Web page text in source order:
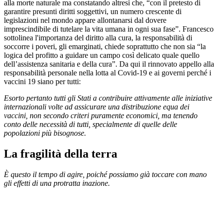
alla morte naturale ma constatando altresì che, “con il pretesto di
garantire presunti diritti soggettivi, un numero crescente di
legislazioni nel mondo appare allontanarsi dal dovere
imprescindibile di tutelare la vita umana in ogni sua fase”. Francesco
sottolinea l'importanza del diritto alla cura, la responsabilità di
soccorre i poveri, gli emarginati, chiede soprattutto che non sia “la
logica del profitto a guidare un campo così delicato quale quello
dell’assistenza sanitaria e della cura”. Da qui il rinnovato appello alla
responsabilità personale nella lotta al Covid-19 e ai governi perché i
vaccini 19 siano per tutti:
Esorto pertanto tutti gli Stati a contribuire attivamente alle iniziative
internazionali volte ad assicurare una distribuzione equa dei
vaccini, non secondo criteri puramente economici, ma tenendo
conto delle necessità di tutti, specialmente di quelle delle
popolazioni più bisognose.
La fragilità della terra
È questo il tempo di agire, poiché possiamo già toccare con mano
gli effetti di una protratta inazione.